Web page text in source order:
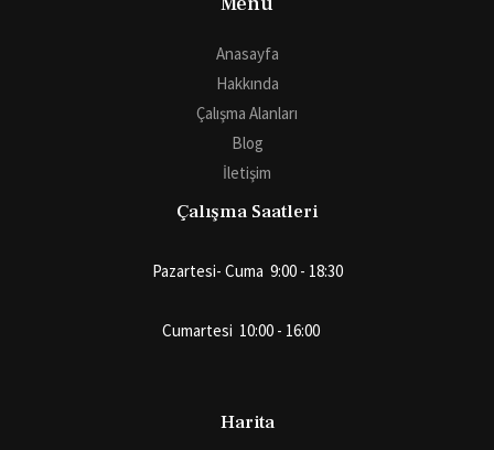
Anasayfa
Hakkında
Çalışma Alanları
Blog
İletişim
Çalışma Saatleri
Pazartesi- Cuma 9:00 - 18:30
Cumartesi 10:00 - 16:00
Harita